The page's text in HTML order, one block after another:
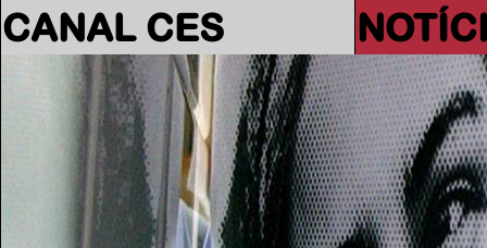
CANAL CES